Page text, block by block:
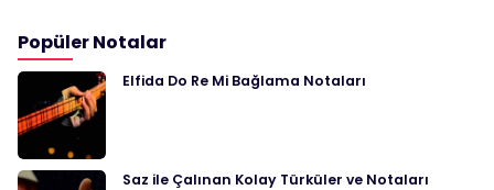
Popüler Notalar
Elfida Do Re Mi Bağlama Notaları
Saz ile Çalınan Kolay Türküler ve Notaları